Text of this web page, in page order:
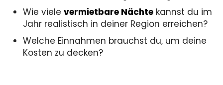
Wie viele vermietbare Nächte kannst du im
Jahr realistisch in deiner Region erreichen?
Welche Einnahmen brauchst du, um deine
Kosten zu decken?